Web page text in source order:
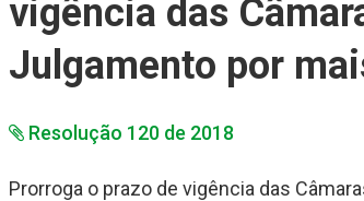
vigência das
Julgamento por
Resolução 120 de 2018
Prorroga o prazo de vigência das